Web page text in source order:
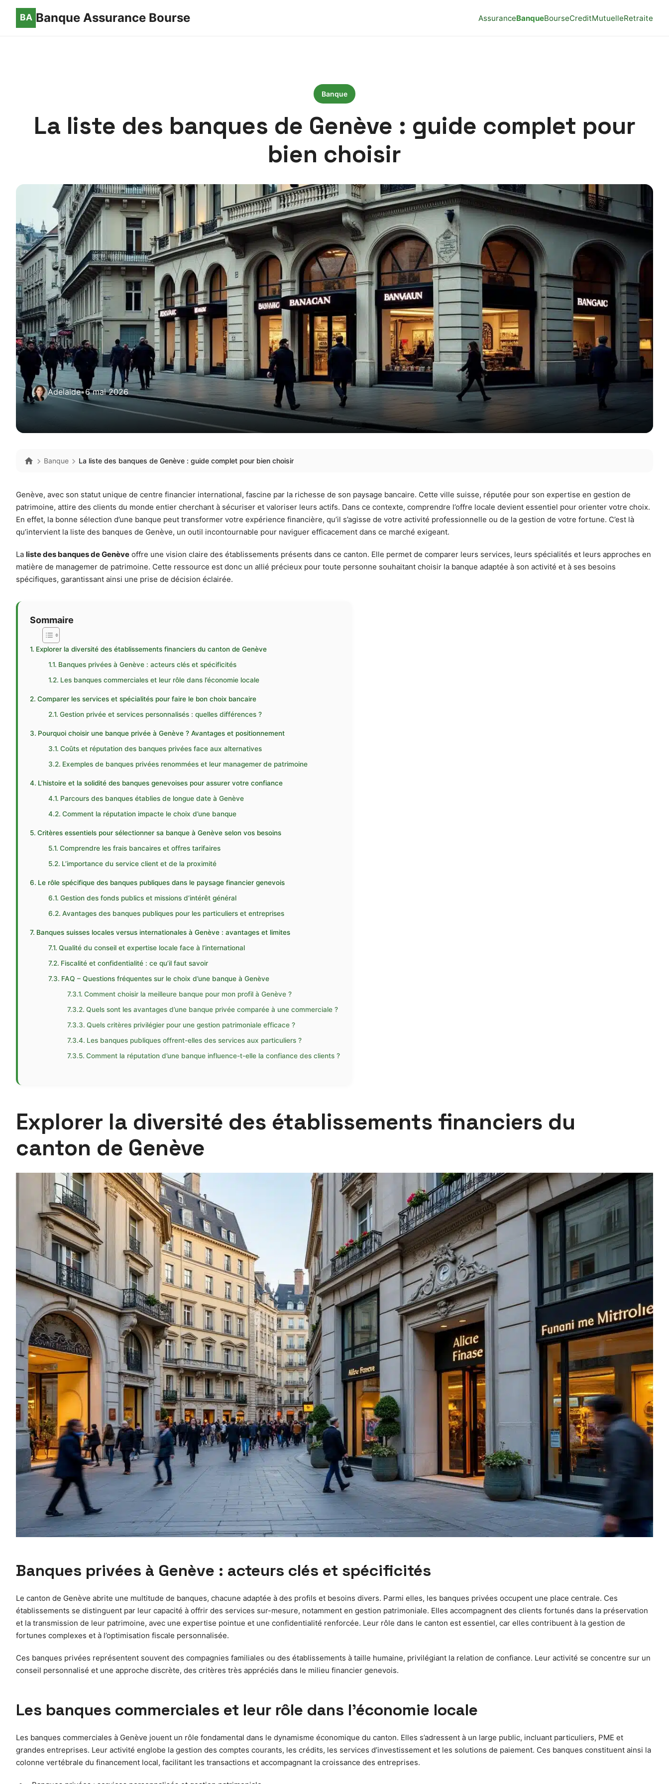
Banque Assurance Bourse AssuranceBanqueBourseCreditMutuelleRetraite
Banque
La liste des banques de Genève : guide complet pour
bien choisir
Adelaide•6 mai 2026
Banque La liste des banques de Genève : guide complet pour bien choisir
Genève, avec son statut unique de centre financier international, fascine par la richesse de son paysage bancaire. Cette ville suisse, réputée pour son expertise en gestion de
patrimoine, attire des clients du monde entier cherchant à sécuriser et valoriser leurs actifs. Dans ce contexte, comprendre l’offre locale devient essentiel pour orienter votre choix.
En effet, la bonne sélection d’une banque peut transformer votre expérience financière, qu’il s’agisse de votre activité professionnelle ou de la gestion de votre fortune. C’est là
qu’intervient la liste des banques de Genève, un outil incontournable pour naviguer efficacement dans ce marché exigeant.
La liste des banques de Genève offre une vision claire des établissements présents dans ce canton. Elle permet de comparer leurs services, leurs spécialités et leurs approches en
matière de managemer de patrimoine. Cette ressource est donc un allié précieux pour toute personne souhaitant choisir la banque adaptée à son activité et à ses besoins
spécifiques, garantissant ainsi une prise de décision éclairée.
Sommaire
Explorer la diversité des établissements financiers du canton de Genève
Banques privées à Genève : acteurs clés et spécificités
Les banques commerciales et leur rôle dans l’économie locale
Comparer les services et spécialités pour faire le bon choix bancaire
Gestion privée et services personnalisés : quelles différences ?
Pourquoi choisir une banque privée à Genève ? Avantages et positionnement
Coûts et réputation des banques privées face aux alternatives
Exemples de banques privées renommées et leur managemer de patrimoine
L’histoire et la solidité des banques genevoises pour assurer votre confiance
Parcours des banques établies de longue date à Genève
Comment la réputation impacte le choix d’une banque
Critères essentiels pour sélectionner sa banque à Genève selon vos besoins
Comprendre les frais bancaires et offres tarifaires
L’importance du service client et de la proximité
Le rôle spécifique des banques publiques dans le paysage financier genevois
Gestion des fonds publics et missions d’intérêt général
Avantages des banques publiques pour les particuliers et entreprises
Banques suisses locales versus internationales à Genève : avantages et limites
Qualité du conseil et expertise locale face à l’international
Fiscalité et confidentialité : ce qu’il faut savoir
FAQ – Questions fréquentes sur le choix d’une banque à Genève
Comment choisir la meilleure banque pour mon profil à Genève ?
Quels sont les avantages d’une banque privée comparée à une commerciale ?
Quels critères privilégier pour une gestion patrimoniale efficace ?
Les banques publiques offrent-elles des services aux particuliers ?
Comment la réputation d’une banque influence-t-elle la confiance des clients ?
Explorer la diversité des établissements financiers du
canton de Genève
Banques privées à Genève : acteurs clés et spécificités
Le canton de Genève abrite une multitude de banques, chacune adaptée à des profils et besoins divers. Parmi elles, les banques privées occupent une place centrale. Ces
établissements se distinguent par leur capacité à offrir des services sur-mesure, notamment en gestion patrimoniale. Elles accompagnent des clients fortunés dans la préservation
et la transmission de leur patrimoine, avec une expertise pointue et une confidentialité renforcée. Leur rôle dans le canton est essentiel, car elles contribuent à la gestion de
fortunes complexes et à l’optimisation fiscale personnalisée.
Ces banques privées représentent souvent des compagnies familiales ou des établissements à taille humaine, privilégiant la relation de confiance. Leur activité se concentre sur un
conseil personnalisé et une approche discrète, des critères très appréciés dans le milieu financier genevois.
Les banques commerciales et leur rôle dans l’économie locale
Les banques commerciales à Genève jouent un rôle fondamental dans le dynamisme économique du canton. Elles s’adressent à un large public, incluant particuliers, PME et
grandes entreprises. Leur activité englobe la gestion des comptes courants, les crédits, les services d’investissement et les solutions de paiement. Ces banques constituent ainsi la
colonne vertébrale du financement local, facilitant les transactions et accompagnant la croissance des entreprises.